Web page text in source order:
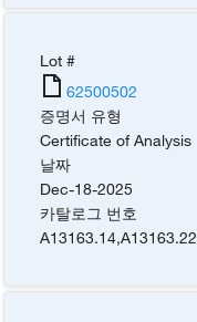
Lot #
62500502
증명서 유형
Certificate of Analysis
날짜
Dec-18-2025
카탈로그 번호
A13163.14,A13163.22